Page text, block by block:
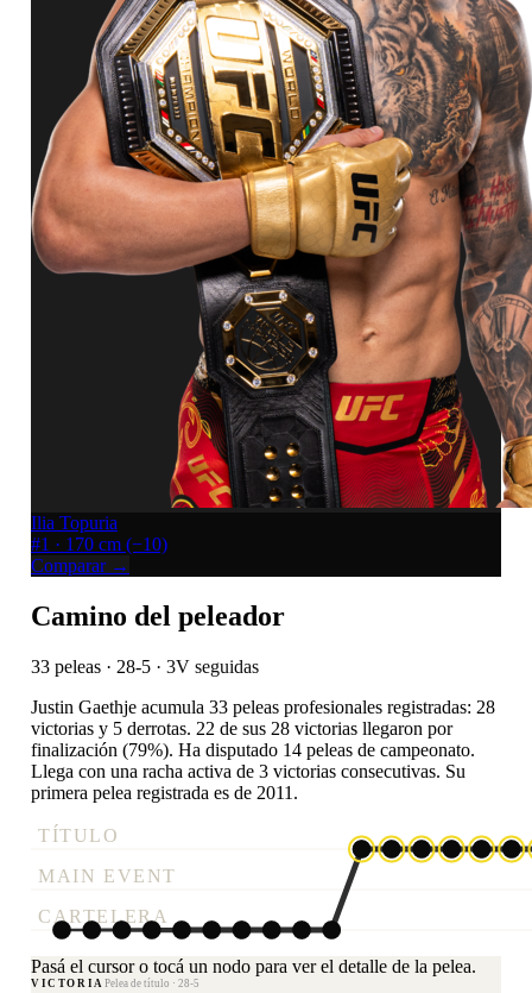
Ilia Topuria
#1 · 170 cm (−10)
Comparar →
Camino del peleador
33 peleas · 28-5· 3V seguidas
Justin Gaethje acumula 33 peleas profesionales registradas: 28
victorias y 5 derrotas. 22 de sus 28 victorias llegaron por
finalización (79%). Ha disputado 14 peleas de campeonato.
Llega con una racha activa de 3 victorias consecutivas. Su
primera pelea registrada es de 2011.
TÍTULO
MAIN EVENT
CARTELERA
Pasá el cursor o tocá un nodo para ver el detalle de la pelea.
VICTORIA Pelea de título · 28-5